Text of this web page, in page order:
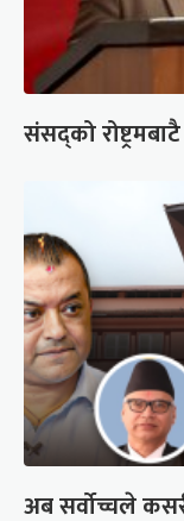
संसद्को
अब सर्वोच्चले